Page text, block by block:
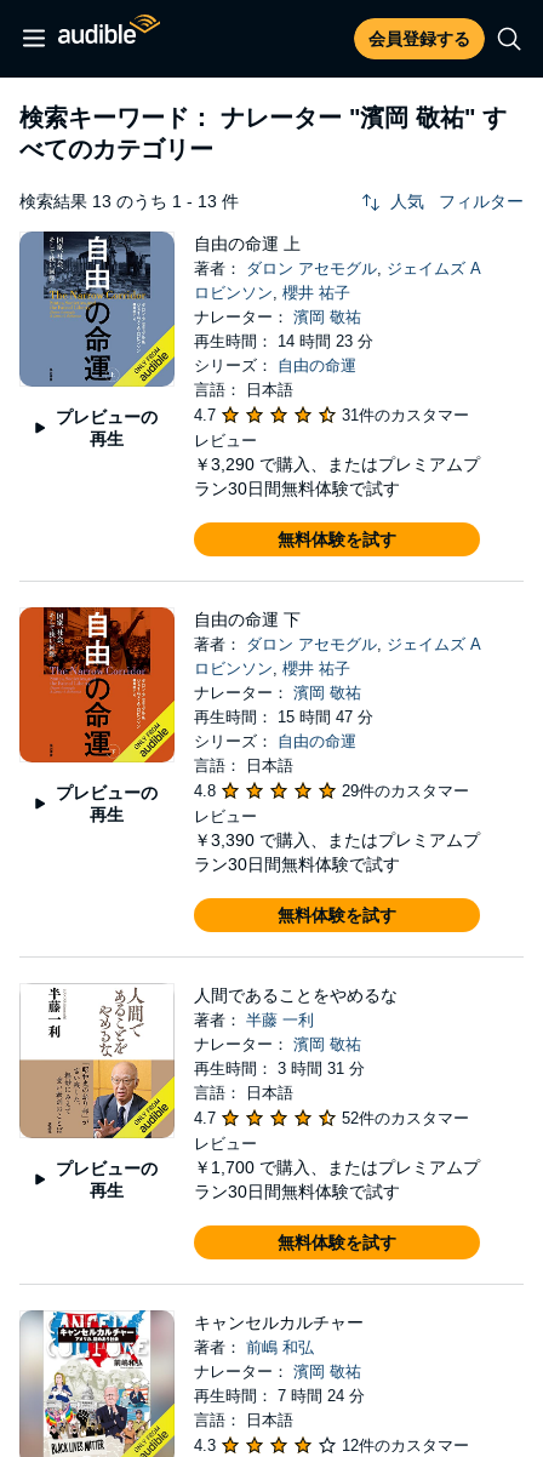
会員登録する
検索キーワード： ナレーター "濱岡 敬祐" す
べてのカテゴリー
検索結果 13 のうち 1 - 13 件 人気 フィルター
プレビューの
再生
自由の命運 上
著者： ダロン アセモグル, ジェイムズ A
ロビンソン, 櫻井 祐子
ナレーター： 濱岡 敬祐
再生時間： 14 時間 23 分
シリーズ： 自由の命運
言語： 日本語
4.7
31件のカスタマー
レビュー
￥3,290 で購入、またはプレミアムプ
ラン30日間無料体験で試す
無料体験を試す
プレビューの
再生
自由の命運 下
著者： ダロン アセモグル, ジェイムズ A
ロビンソン, 櫻井 祐子
ナレーター： 濱岡 敬祐
再生時間： 15 時間 47 分
シリーズ： 自由の命運
言語： 日本語
4.8
29件のカスタマー
レビュー
￥3,390 で購入、またはプレミアムプ
ラン30日間無料体験で試す
無料体験を試す
プレビューの
再生
人間であることをやめるな
著者： 半藤 一利
ナレーター： 濱岡 敬祐
再生時間： 3 時間 31 分
言語： 日本語
4.7
52件のカスタマー
レビュー
￥1,700 で購入、またはプレミアムプ
ラン30日間無料体験で試す
無料体験を試す
キャンセルカルチャー
著者： 前嶋 和弘
ナレーター： 濱岡 敬祐
再生時間： 7 時間 24 分
言語： 日本語
4.3
12件のカスタマー